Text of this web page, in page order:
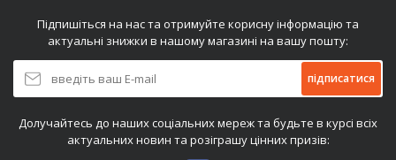
Підпишіться на нас та отримуйте корисну інформацію та
актуальні знижки в нашому магазині на вашу пошту:
підписатися
Долучайтесь до наших соціальних мереж та будьте в курсі всіх
актуальних новин та розіграшу цінних призів: